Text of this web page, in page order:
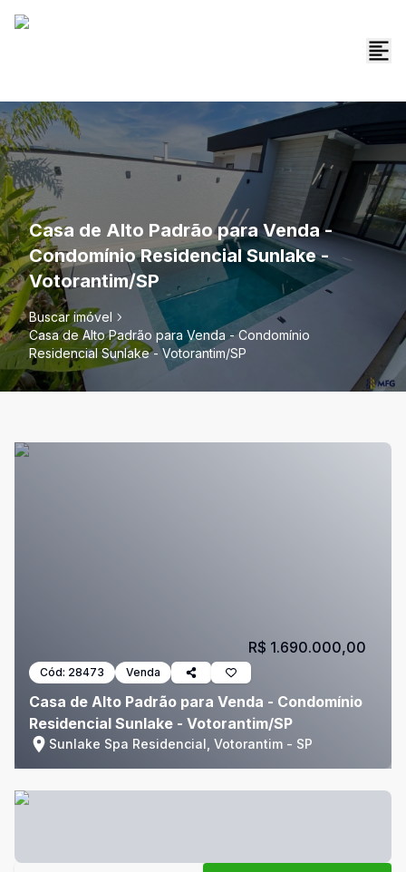
Casa de Alto Padrão para Venda -
Condomínio Residencial Sunlake -
Votorantim/SP
Buscar imóvel
Casa de Alto Padrão para Venda - Condomínio
Residencial Sunlake - Votorantim/SP
Cód: 28473 Venda
Casa de Alto Padrão para Venda - Condomínio
Residencial Sunlake - Votorantim/SP
Sunlake Spa Residencial, Votorantim - SP
R$ 1.690.000,00